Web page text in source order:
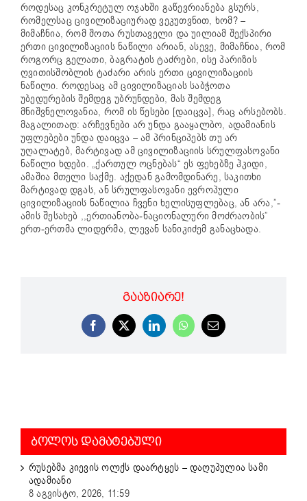
როდესაც კონკრეტულ ოჯახში გაწევრიანება გსურს,
რომელსაც ცივილიზაციურად ვეკუთვნით, ხომ? –
მიმაჩნია, რომ შოთა რუსთაველი და უილიამ შექსპირი
ერთი ცივილიზაციის ნაწილი არიან, ასევე, მიმაჩნია, რომ
როგორც გელათი, ბაგრატის ტაძრები, ისე პარიზის
ღვითისშობლის ტაძარი არის ერთი ცივილიზაციის
ნაწილი. როდესაც ამ ცივილიზაციას საბჭოთა
უბედურების შემდეგ უბრუნდები, მას შემდეგ
მნიშვნელოვანია, რომ ის წესები [დაიცვა], რაც არსებობს.
მაგალითად: არჩევნები არ უნდა გააყალბო, ადამიანის
უფლებები უნდა დაიცვა – ამ პრინციპებს თუ არ
უღალატებ, მარტივად ამ ცივილიზაციის სრულფასოვანი
ნაწილი ხდები. „ქართულ ოცნებას“ ეს ფეხებზე ჰკიდი,
ამაშია მთელი საქმე. აქედან გამომდინარე, საკითხი
მარტივად დგას, ან სრულფასოვანი ევროპული
ცივილიზაციის ნაწილია ჩვენი ხელისუფლებაც, ან არა,”-
ამის შესახებ ,,ერთიანობა-ნაციონალური მოძრაობის”
ერთ-ერთმა ლიდერმა, ლევან სანიკიძემ განაცხადა.
ᲒᲐᲐᲖᲘᲐᲠᲔ!
Facebook
X LinkedInWhatsApp
Email
ᲑᲝᲚᲝᲡ ᲓᲐᲛᲐᲢᲔᲑᲣᲚᲘ
რუსებმა კიევის ოლქს დაარტყეს – დაღუპულია სამი
ადამიანი
8 აგვისტო, 2026, 11:59